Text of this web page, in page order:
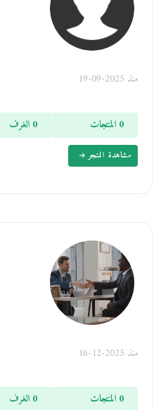
منذ 2025-09-19
0 المنتجات 0 الغرف
مشاهدة المتجر
منذ 2025-12-16
0 المنتجات 0 الغرف